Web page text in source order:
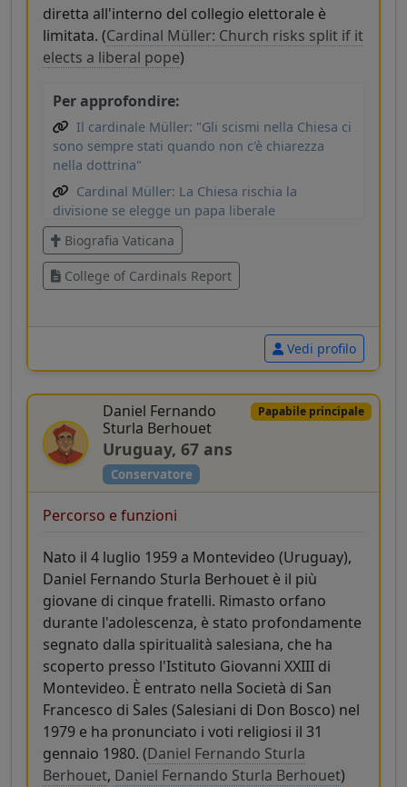
diretta all'interno del collegio elettorale è
limitata. (Cardinal Müller: Church risks split if it
elects a liberal pope)
Per approfondire:
Il cardinale Müller: "Gli scismi nella Chiesa ci
sono sempre stati quando non c'è chiarezza
nella dottrina"
Cardinal Müller: La Chiesa rischia la
divisione se elegge un papa liberale
Chi sarà Papa? Questi cardinali sono
considerati candidati promettenti
Questi noti cardinali eleggeranno il
Biografia Vaticana
College of Cardinals Report
Vedi profilo
Papabile principale
Daniel Fernando
Sturla Berhouet
Uruguay, 67 ans
Conservatore
Percorso e funzioni
Nato il 4 luglio 1959 a Montevideo (Uruguay),
Daniel Fernando Sturla Berhouet è il più
giovane di cinque fratelli. Rimasto orfano
durante l'adolescenza, è stato profondamente
segnato dalla spiritualità salesiana, che ha
scoperto presso l'Istituto Giovanni XXIII di
Montevideo. È entrato nella Società di San
Francesco di Sales (Salesiani di Don Bosco) nel
1979 e ha pronunciato i voti religiosi il 31
gennaio 1980. (Daniel Fernando Sturla
Berhouet, Daniel Fernando Sturla Berhouet)